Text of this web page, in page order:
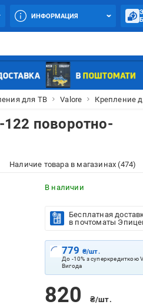
ИНФОРМАЦИЯ
для ТВ Valore Крепление
122 поворотно-
Наличие товара в магазинах (474)
В наличии
Бесплатная
в почтоматы
779 ₴/шт.
До -10% з суперкредиткою
Вигода
820 ₴/шт.